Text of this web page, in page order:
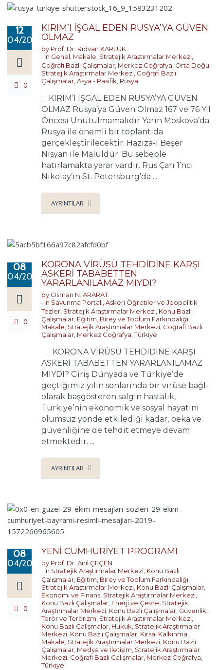
12
04/2020
0
KIRIM’I İŞGAL EDEN RUSYA’YA GÜVEN
OLMAZ
by Prof. Dr. Rıdvan KARLUK
in Genel Makale Stratejik Araştırmalar Merkezi
Coğrafi Bazlı Çalışmalar Merkez Coğrafya Orta Doğu
Stratejik Araştırmalar Merkezi Coğrafi Bazlı
Çalışmalar Asya - Pasifik Rusya
… KIRIM’I İŞGAL EDEN RUSYA’YA GÜVEN
OLMAZ Rusya’ya Güven Olmaz 167 ve 76 Yıl
Öncesi Unutulmamalıdır Yarın Moskova’da
Rusya ile önemli bir toplantıda
gerçekleştirilecektir. Hazıza-i Beşer
Nisyan ile Maluldür. Bu sebeple
hatırlamakta yarar vardır. Rus Çarı 1’nci
Nikolay’ın St. Petersburg’da ...
AYRINTILAR
08
04/2020
0
KORONA VİRÜSÜ TEHDİDİNE KARŞI
ASKERİ TABABETTEN
YARARLANILAMAZ MIYDI?
by Osman N. ARARAT
in Savunma Portalı,Askeri Öğretiler ve Jeopolitik
Tezler, Stratejik Araştırmalar Merkezi, Konu Bazlı
Çalışmalar, Eğitim, Birey ve Toplum Farkındalığı,
Makale, Stratejik Araştırmalar Merkezi, Coğrafi Bazlı
Çalışmalar, Merkez Coğrafya,Türkiye
… KORONA VİRÜSÜ TEHDİDİNE KARŞI
ASKERİ TABABETTEN YARARLANILAMAZ
MIYDI? Giriş Dünyada ve Türkiye’de
geçtiğimiz yılın sonlarında bir virüse bağlı
olarak başgösteren salgın hastalık,
Türkiye’nin ekonomik ve sosyal hayatını
olumsuz yönde etkilediği kadar, beka ve
güvenliğine de tehdit etmeye devam
etmektedir. ...
AYRINTILAR
08
04/2020
0
YENİ CUMHURİYET PROGRAMI
by Prof. Dr. Anıl ÇEÇEN
in Stratejik Araştırmalar Merkezi, Konu Bazlı
Çalışmalar, Eğitim, Birey ve Toplum Farkındalığı,
Stratejik Araştırmalar Merkezi, Konu Bazlı Çalışmalar,
Ekonomi ve Finans, Stratejik Araştırmalar Merkezi,
Konu Bazlı Çalışmalar, Enerji ve Çevre, Stratejik
Araştırmalar Merkezi, Konu Bazlı Çalışmalar, Güvenlik,
Terör ve Terörizm, Stratejik Araştırmalar Merkezi,
Konu Bazlı Çalışmalar, Hukuk, Stratejik Araştırmalar
Merkezi, Konu Bazlı Çalışmalar, Kırsal Kalkınma,
Makale, Stratejik Araştırmalar Merkezi, Konu Bazlı
Çalışmalar, Medya ve İletişim, Stratejik Araştırmalar
Merkezi, Coğrafi Bazlı Çalışmalar, Merkez Coğrafya,
Türkiye